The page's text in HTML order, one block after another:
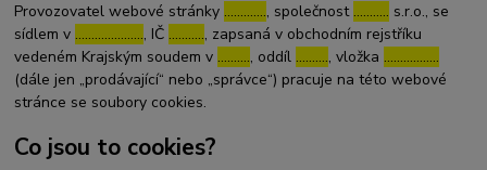
Provozovatel webové stránky …………., společnost ……….. s.r.o., se
sídlem v …………………, IČ ……….., zapsaná v obchodním rejstříku
vedeném Krajským soudem v ………., oddíl ………., vložka ……………..
(dále jen „prodávající“ nebo „správce“) pracuje na této webové
stránce se soubory cookies.
Co jsou to cookies?